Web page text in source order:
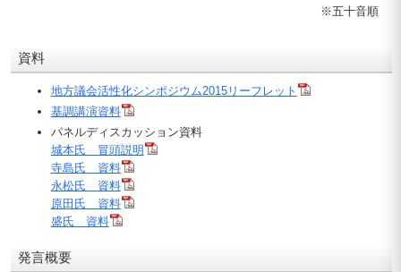
※五十音順
資料
地方議会活性化シンポジウム2015リーフレット
基調講演資料
パネルディスカッション資料
城本氏 冒頭説明
寺島氏 資料
永松氏 資料
原田氏 資料
盛氏 資料
発言概要